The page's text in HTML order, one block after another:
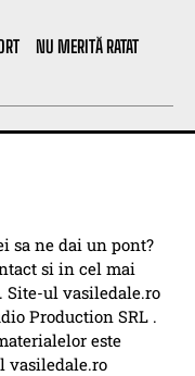
NU MERITĂ RATAT
sa ne dai un pont?
si in cel mai
Site-ul vasiledale.ro
Production SRL .
este
vasiledale.ro